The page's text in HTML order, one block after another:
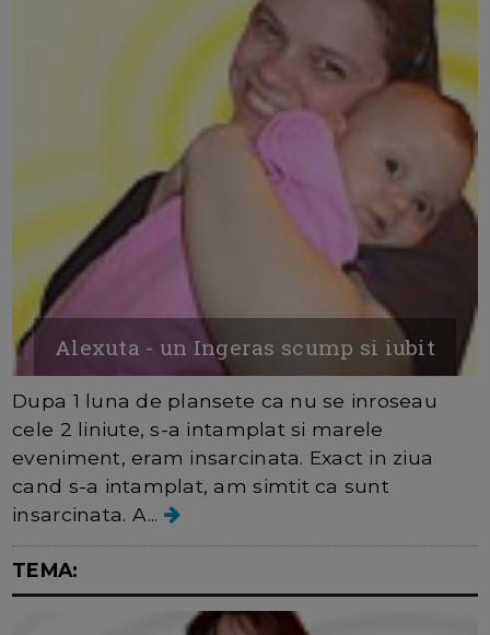
Alexuta - un Ingeras scump si iubit
Dupa 1 luna de plansete ca nu se inroseau
cele 2 liniute, s-a intamplat si marele
eveniment, eram insarcinata. Exact in ziua
cand s-a intamplat, am simtit ca sunt
insarcinata. A...
TEMA: